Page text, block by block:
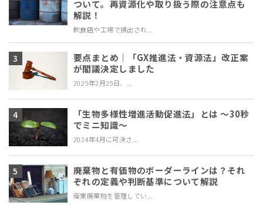
ついて。再資源化や取り扱う際の注意点も
解説！
飲食店や工場で排出され...
要点まとめ｜「GX推進法・資源法」改正案
が閣議決定しました
2025年2月25日、...
「生物多様性増進活動促進法」とは ～30秒
でミニ知識～
2024年4月に可決さ...
廃棄物と有価物のボーダーラインは？それ
ぞれの定義や判断基準について解説
産業廃棄物を管理してい...